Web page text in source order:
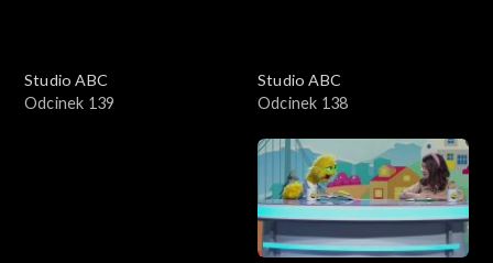
Studio ABC
Odcinek 139
Studio ABC
Odcinek 138